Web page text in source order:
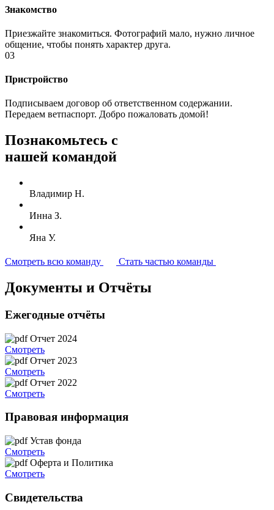
Знакомство
Приезжайте знакомиться. Фотографий мало, нужно личное
общение, чтобы понять характер друга.
03
Пристройство
Подписываем договор об ответственном содержании.
Передаем ветпаспорт. Добро пожаловать домой!
Познакомьтесь с
нашей командой
Владимир Н.
Инна З.
Яна У.
Смотреть всю команду Стать частью команды
Документы и Отчёты
Ежегодные отчёты
Отчет 2024
Смотреть
Отчет 2023
Смотреть
Отчет 2022
Смотреть
Правовая информация
Устав фонда
Смотреть
Оферта и Политика
Смотреть
Свидетельства